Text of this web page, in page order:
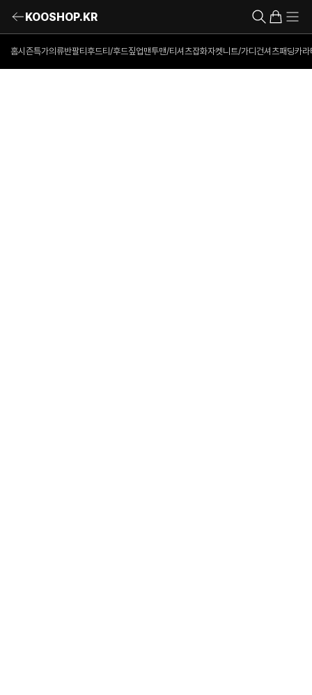
KOOSHOP.KR
홈시즌특가의류반팔티 후드티/후드짚업맨투맨/티셔츠잡화자켓니트/가디건셔츠패딩카라